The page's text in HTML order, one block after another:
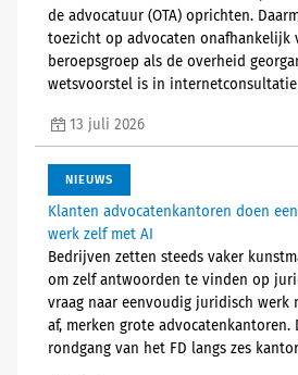
de advocatuur (OTA) oprichten.
toezicht op advocaten onafhankelijk
beroepsgroep als de overheid
wetsvoorstel is in internetconsultatie
13 juli 2026
NIEUWS
Klanten advocatenkantoren doen
werk zelf met AI
Bedrijven zetten steeds vaker
om zelf antwoorden te vinden op
vraag naar eenvoudig juridisch werk
af, merken grote
rondgang van het FD langs zes